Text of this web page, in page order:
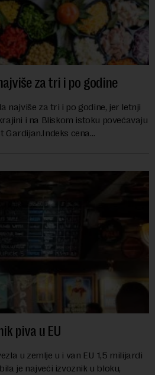
za tri i po godine
najviše za tri i po godine, jer letnji
i na Bliskom istoku povećavaju
Gardijan.Indeks cena
piva u EU
u zemlje u i van EU 1,5 milijardi
je najveći izvoznik u bloku,